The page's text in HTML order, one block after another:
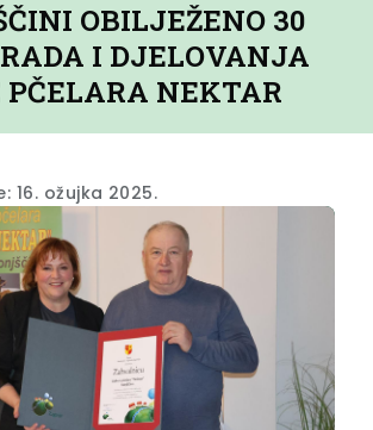
OBILJEŽENO 30
I DJELOVANJA
PČELARA NEKTAR
16. ožujka 2025.